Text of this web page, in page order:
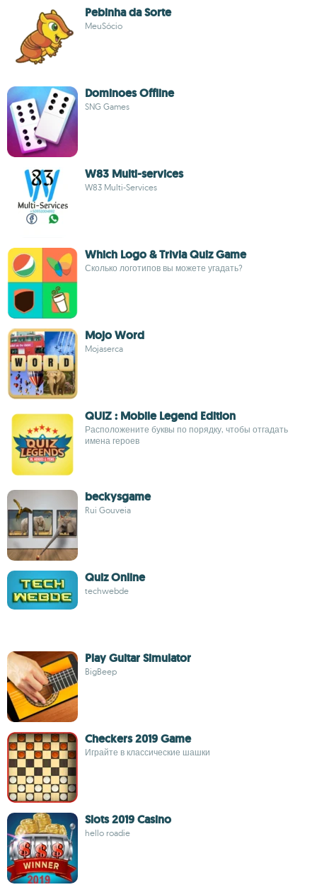
Pebinha da Sorte
MeuSócio
Dominoes Offline
SNG Games
W83 Multi-services
W83 Multi-Services
Which Logo & Trivia Quiz Game
Сколько логотипов вы можете угадать?
Mojo Word
Mojaserca
QUIZ : Mobile Legend Edition
Расположените буквы по порядку, чтобы отгадать
имена героев
beckysgame
Rui Gouveia
Quiz Online
techwebde
Play Guitar Simulator
BigBeep
Checkers 2019 Game
Играйте в классические шашки
Slots 2019 Casino
hello roadie